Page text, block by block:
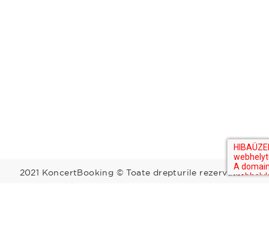
2021 KoncertBooking © Toate drepturile rezervate.
Kapcsolat | Telefonszám: +36 30 157 9812 | E-mail: